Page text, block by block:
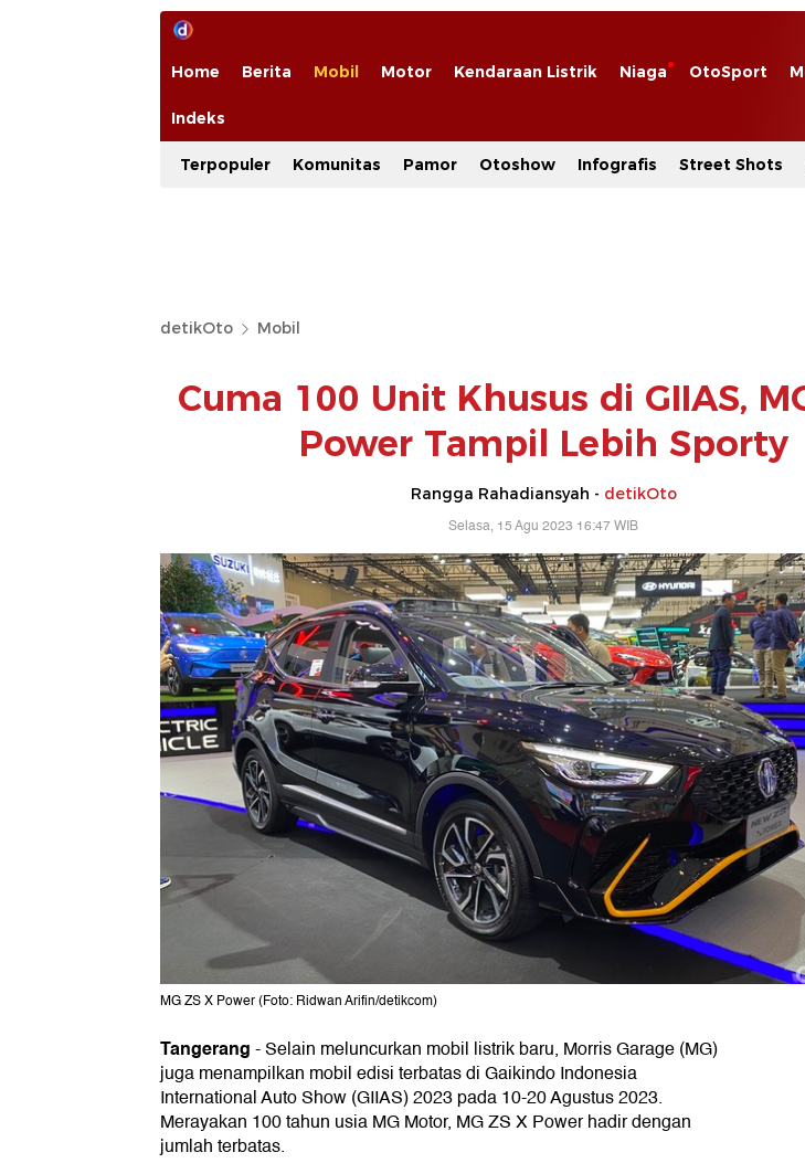
Home Berita Mobil Motor Kendaraan Listrik Niaga OtoSport
Indeks
Terpopuler Komunitas Pamor Otoshow Infografis Street Shots
detikOto Mobil
Cuma 100 Unit Khusus di GIIAS,
Power Tampil Lebih Sporty
Rangga Rahadiansyah - detikOto
Selasa, 15 Agu 2023 16:47 WIB
MG ZS X Power (Foto: Ridwan Arifin/detikcom)
Tangerang-Selain meluncurkan mobil listrik baru, Morris Garage (MG)
juga menampilkan mobil edisi terbatas di Gaikindo Indonesia
International Auto Show (GIIAS) 2023 pada 10-20 Agustus 2023.
Merayakan 100 tahun usia MG Motor, MG ZS X Power hadir dengan
jumlah terbatas.